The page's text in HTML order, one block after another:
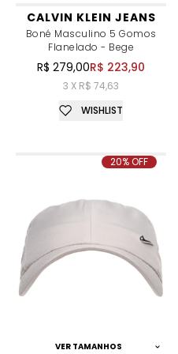
CALVIN KLEIN JEANS
Boné Masculino 5 Gomos
Flanelado - Bege
R$ 279,00R$ 223,90
3 X R$ 74,63
WISHLIST
VER TAMANHOS
20% OFF